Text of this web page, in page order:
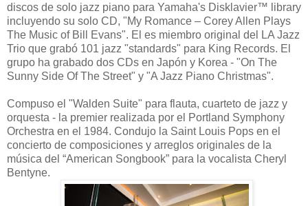
discos de solo jazz piano para Yamaha's Disklavier™ library
incluyendo su solo CD, "My Romance – Corey Allen Plays
The Music of Bill Evans". El es miembro original del LA Jazz
Trio que grabó 101 jazz "standards" para King Records. El
grupo ha grabado dos CDs en Japón y Korea - "On The
Sunny Side Of The Street" y "A Jazz Piano Christmas".
Compuso el "Walden Suite" para flauta, cuarteto de jazz y
orquesta - la premier realizada por el Portland Symphony
Orchestra en el 1984. Condujo la Saint Louis Pops en el
concierto de composiciones y arreglos originales de la
música del “American Songbook” para la vocalista Cheryl
Bentyne.